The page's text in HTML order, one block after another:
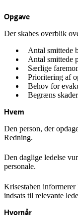
Opgave
Der skabes overblik
Antal smittede
Antal smittede
Særlige
Prioritering af
Behov for
Begræns
Hvem
Den person, der
Redning.
Den daglige ledelse
personale.
Krisestaben
indsats til relevante
Hvornår